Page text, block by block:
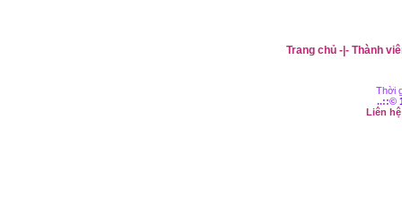
Trang chủ-|- Thành
Thời
..::©
Liên